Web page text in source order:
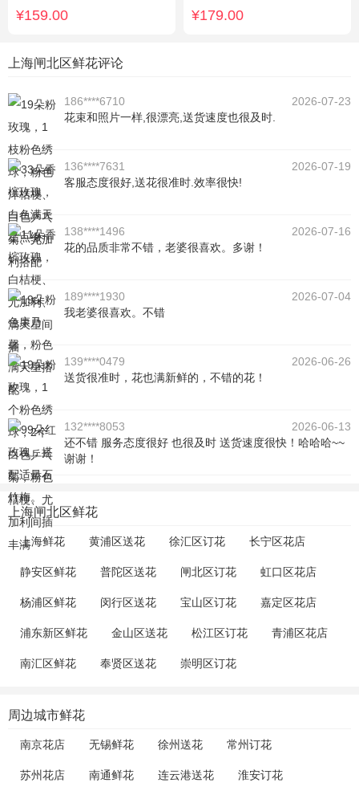
¥159.00 ¥179.00
上海闸北区鲜花评论
186****6710
2026-07-23
花束和照片一样,很漂亮,送货速度也很及时.
136****7631
2026-07-19
客服态度很好,送花很准时.效率很快!
138****1496
2026-07-16
花的品质非常不错，老婆很喜欢。多谢！
189****1930
2026-07-04
我老婆很喜欢。不错
139****0479
2026-06-26
送货很准时，花也满新鲜的，不错的花！
132****8053
2026-06-13
还不错 服务态度很好 也很及时 送货速度很快！哈哈哈~~
谢谢！
上海闸北区鲜花
上海鲜花 黄浦区送花 徐汇区订花 长宁区花店
静安区鲜花 普陀区送花 闸北区订花 虹口区花店
杨浦区鲜花 闵行区送花 宝山区订花 嘉定区花店
浦东新区鲜花 金山区送花 松江区订花 青浦区花店
南汇区鲜花 奉贤区送花 崇明区订花
周边城市鲜花
南京花店 无锡鲜花 徐州送花 常州订花
苏州花店 南通鲜花 连云港送花 淮安订花